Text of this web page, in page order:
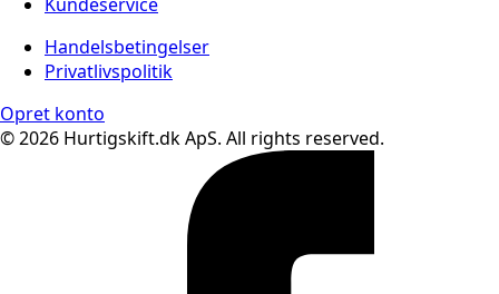
Handelsbetingelser
Privatlivspolitik
Opret konto
© 2026 Hurtigskift.dk ApS. All rights reserved.